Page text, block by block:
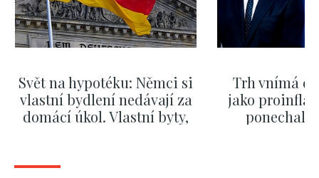
Svět na hypotéku: Němci si
vlastní bydlení nedávají za
domácí úkol. Vlastní byty,
Trh vnímá
jako
ponechali